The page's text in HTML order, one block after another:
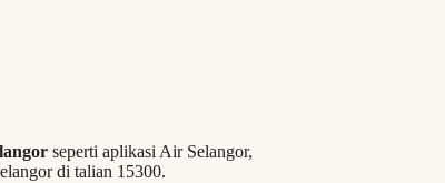
seperti aplikasi Air Selangor,
di talian 15300.